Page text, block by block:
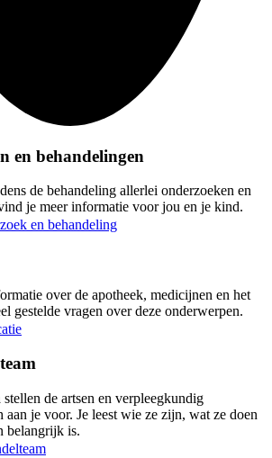
en behandelingen
de behandeling allerlei onderzoeken en
je meer informatie voor jou en je kind.
en behandeling
over de apotheek, medicijnen en het
gestelde vragen over deze onderwerpen.
de artsen en verpleegkundig
aan je voor. Je leest wie ze zijn, wat ze doen
belangrijk is.